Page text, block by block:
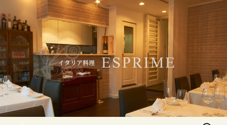
白金・広尾のイタリアン
「ESPRIME（エスプリメ）」
記念日やデートにおすすめ、白金・広
尾のイタリアン「ESPRIME（エスプリ
メ）」